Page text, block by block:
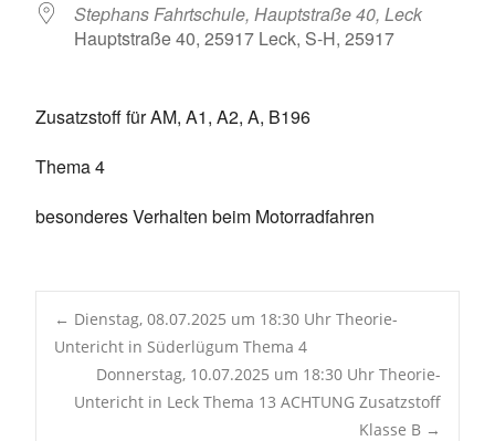
Stephans Fahrtschule, Hauptstraße 40, Leck
Hauptstraße 40, 25917 Leck, S-H, 25917
Zusatzstoff für AM, A1, A2, A, B196
Thema 4
besonderes Verhalten beim Motorradfahren
Post
navigation
← Dienstag, 08.07.2025 um 18:30 Uhr Theorie-
Untericht in Süderlügum Thema 4
Donnerstag, 10.07.2025 um 18:30 Uhr Theorie-
Untericht in Leck Thema 13 ACHTUNG Zusatzstoff
Klasse B →